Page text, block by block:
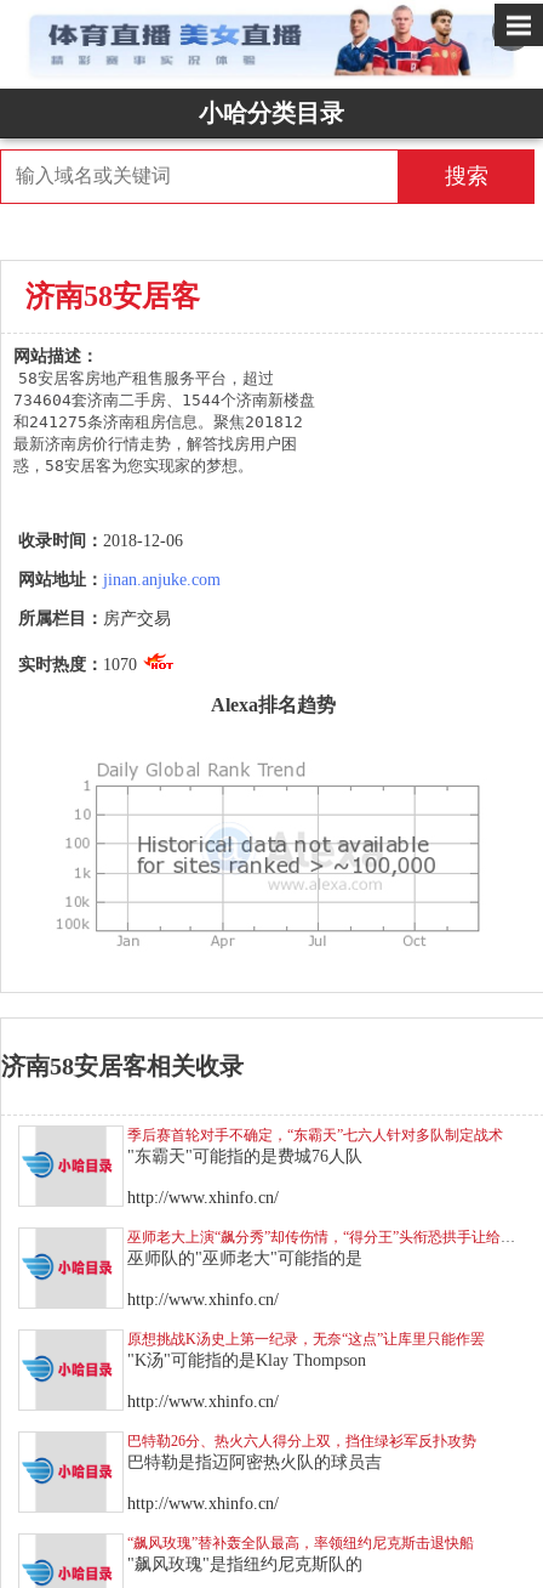
✕
小哈分类目录
搜索
济南58安居客
网站描述：
58安居客房地产租售服务平台，超过
734604套济南二手房、1544个济南新楼盘
和241275条济南租房信息。聚焦201812
最新济南房价行情走势，解答找房用户困
惑，58安居客为您实现家的梦想。
收录时间： 2018-12-06
网站地址： jinan.anjuke.com
所属栏目： 房产交易
实时热度： 1070
Alexa排名趋势
济南58安居客相关收录
季后赛首轮对手不确定，“东霸天”七六人针对多队制定战术
"东霸天"可能指的是费城76人队
http://www.xhinfo.cn/
巫师队的"巫师老大"可能指的是
http://www.xhinfo.cn/
原想挑战K汤史上第一纪录，无奈“这点”让库里只能作罢
"K汤"可能指的是Klay Thompson
http://www.xhinfo.cn/
巴特勒26分、热火六人得分上双，挡住绿衫军反扑攻势
巴特勒是指迈阿密热火队的球员吉
http://www.xhinfo.cn/
“飙风玫瑰”替补轰全队最高，率领纽约尼克斯击退快船
"飙风玫瑰"是指纽约尼克斯队的